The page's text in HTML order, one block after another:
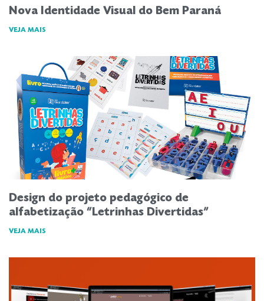
Nova Identidade Visual do Bem Paraná
VEJA MAIS
Design do projeto pedagógico de
alfabetização “Letrinhas Divertidas”
VEJA MAIS